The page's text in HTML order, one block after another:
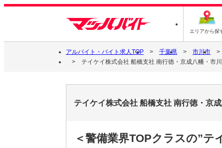
エリアから探
アルバイト・バイト求人TOP 千葉県 市川市
テイケイ株式会社 船橋支社 南行徳・京成八幡・市
テイケイ株式会社 船橋支社 南行徳・京
＜警備業界TOPクラスの”